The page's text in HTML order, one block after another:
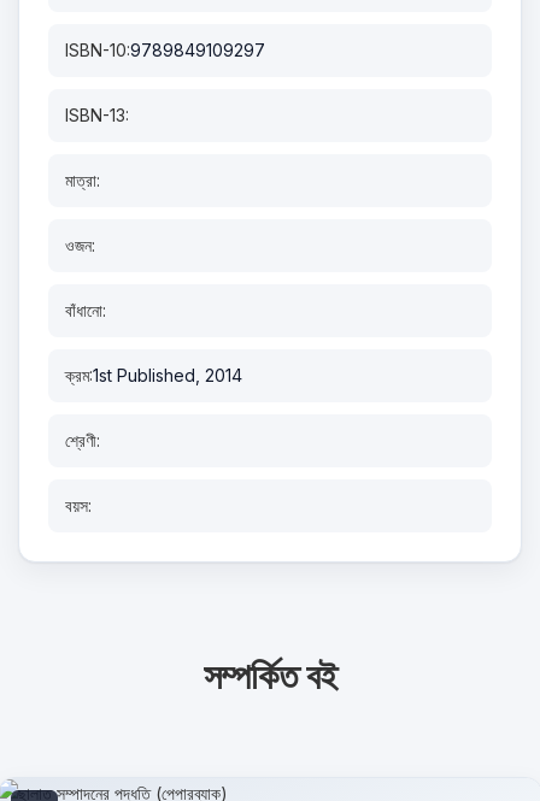
ISBN-10:9789849109297
ISBN-13:
মাত্রা:
ওজন:
বাঁধানো:
ক্রম:1st Published, 2014
শ্রেণী:
বয়স:
সম্পর্কিত বই